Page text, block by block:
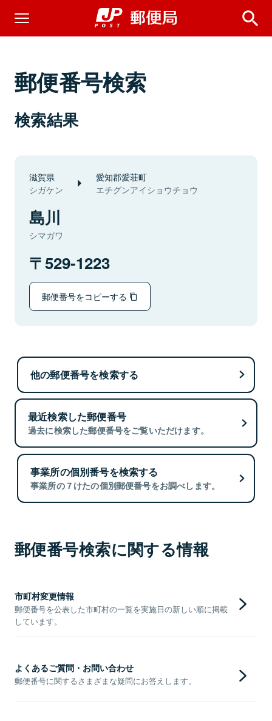
郵便番号検索
検索結果
滋賀県
シガケン
愛知郡愛荘町
エチグンアイショウチョウ
島川
シマガワ
529-1223
郵便番号をコピーする
他の郵便番号を検索する
最近検索した郵便番号
過去に検索した郵便番号をご覧いただけます。
事業所の個別番号を検索する
事業所の７けたの個別郵便番号をお調べします。
郵便番号検索に関する情報
市町村変更情報
郵便番号を公表した市町村の一覧を実施日の新しい順に掲載
しています。
よくあるご質問・お問い合わせ
郵便番号に関するさまざまな疑問にお答えします。